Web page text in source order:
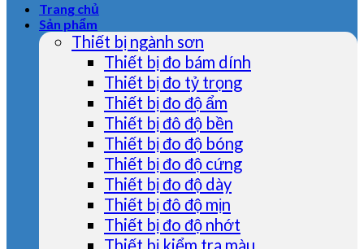
Trang chủ
Sản phẩm
Thiết bị ngành sơn
Thiết bị đo bám dính
Thiết bị đo tỷ trọng
Thiết bị đo độ ẩm
Thiết bị đô độ bền
Thiết bị đo độ bóng
Thiết bị đo độ cứng
Thiết bị đo độ dày
Thiết bị đô độ mịn
Thiết bị đo độ nhớt
Thiết bị kiểm tra màu